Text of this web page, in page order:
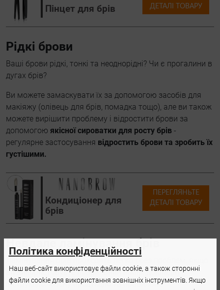
Пінцет для брів
ДЕТАЛІ ТОВАРУ
Рідкі брови
Ваші брови рідкі, тонкі та неоднорідні? Чи є прогалини в
дугах брів?
Ви можете замаскувати їх за допомогою засобів для
макіяжу (олівець для брів, помадка тощо), але ви також
можете вирішити проблему і відростити брови за
допомогою якісної сироватки для росту брів -
регулярне застосування відростить брови та зробить їх
густішими.
Кондиціонер для
брів
ПЕРЕГЛЯНЬТЕ
ДЕТАЛІ ТОВАРУ
Невдале ламінування брів
ви використовуєте правильний набір, докладну
інструкцію, якісну продукцію та правильно
Політика конфіденційності
Наш веб-сайт використовує файли cookie, а також сторонні
файли cookie для використання зовнішніх інструментів. Якщо